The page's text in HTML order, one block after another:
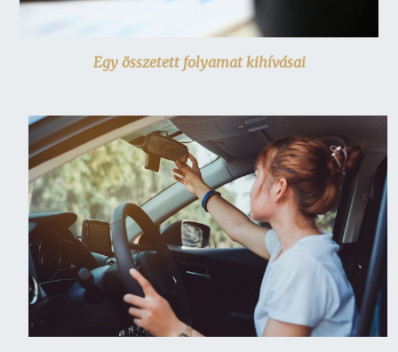
Egy összetett folyamat kihívásai